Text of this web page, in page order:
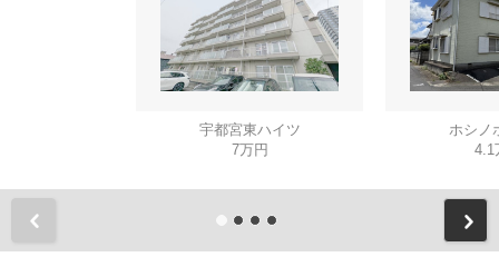
宇都宮東ハイツ
7万円
ホシノ
4.1